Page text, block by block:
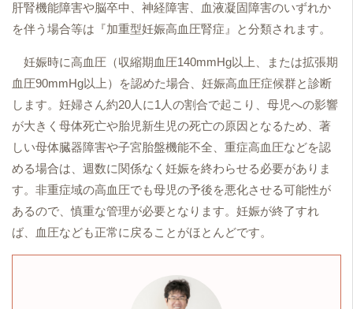
肝腎機能障害や脳卒中、神経障害、血液凝固障害のいずれか
を伴う場合等は『加重型妊娠高血圧腎症』と分類されます。
妊娠時に高血圧（収縮期血圧140mmHg以上、または拡張期
血圧90mmHg以上）を認めた場合、妊娠高血圧症候群と診断
します。妊婦さん約20人に1人の割合で起こり、母児への影響
が大きく母体死亡や胎児新生児の死亡の原因となるため、著
しい母体臓器障害や子宮胎盤機能不全、重症高血圧などを認
める場合は、週数に関係なく妊娠を終わらせる必要がありま
す。非重症域の高血圧でも母児の予後を悪化させる可能性が
あるので、慎重な管理が必要となります。妊娠が終了すれ
ば、血圧なども正常に戻ることがほとんどです。